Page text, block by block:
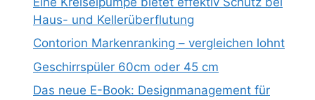
Haus- und Kellerüberflutung
Contorion Markenranking – vergleichen lohnt
Geschirrspüler 60cm oder 45 cm
Das neue E-Book: Designmanagement für